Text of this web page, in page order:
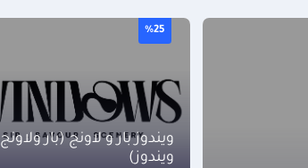
%25
ويندوز بار و لاونج (بار ولاونج
ويندوز)